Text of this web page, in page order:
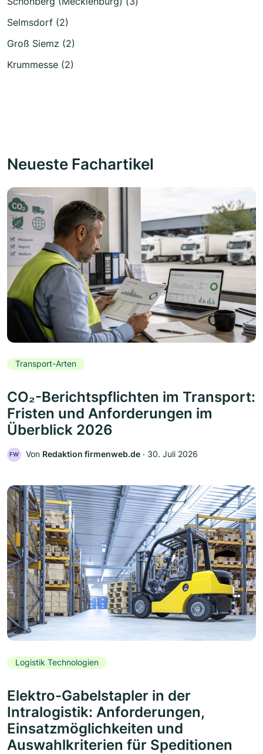
Selmsdorf (2)
Groß Siemz (2)
Krummesse (2)
Neueste Fachartikel
Transport-Arten
CO₂-Berichtspflichten im Transport:
Fristen und Anforderungen im
Überblick 2026
FW Von Redaktion firmenweb.de ‧ 30. Juli 2026
Logistik Technologien
Elektro-Gabelstapler in der
Intralogistik: Anforderungen,
Einsatzmöglichkeiten und
Auswahlkriterien für Speditionen